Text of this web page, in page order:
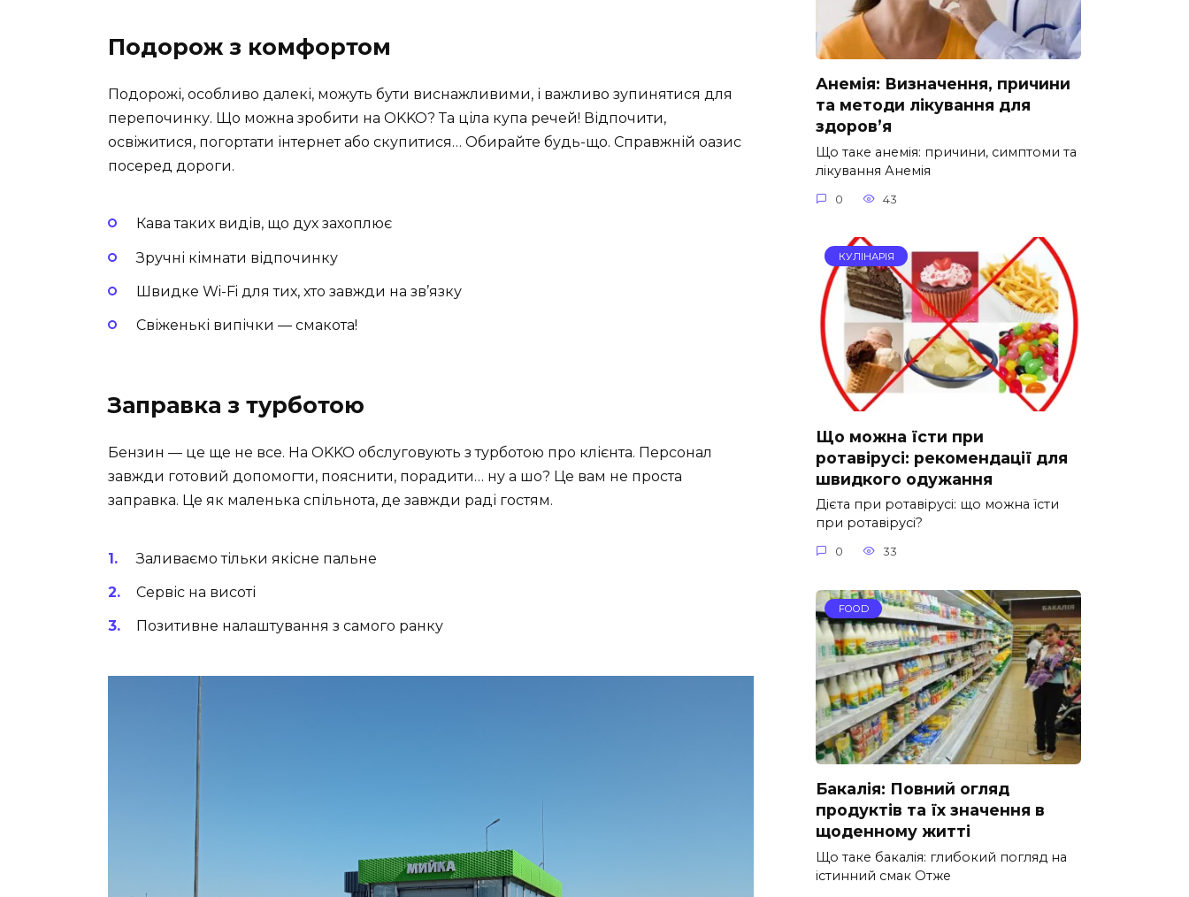
Подорож з комфортом
Подорожі, особливо далекі, можуть бути виснажливими, і важливо зупинятися для
перепочинку. Що можна зробити на OKKO? Та ціла купа речей! Відпочити,
освіжитися, погортати інтернет або скупитися… Обирайте будь-що. Справжній оазис
посеред дороги.
Кава таких видів, що дух захоплює
Зручні кімнати відпочинку
Швидке Wi-Fi для тих, хто завжди на зв’язку
Свіженькі випічки — смакота!
Заправка з турботою
Бензин — це ще не все. На OKKO обслуговують з турботою про клієнта. Персонал
завжди готовий допомогти, пояснити, порадити… ну а шо? Це вам не проста
заправка. Це як маленька спільнота, де завжди раді гостям.
Заливаємо тільки якісне пальне
Сервіс на висоті
Позитивне налаштування з самого ранку
Анемія: Визначення, причини
та методи лікування для
здоров’я
Що таке анемія: причини, симптоми та
лікування Анемія
0 43
КУЛІНАРІЯ
Що можна їсти при
ротавірусі: рекомендації для
швидкого одужання
Дієта при ротавірусі: що можна їсти
при ротавірусі?
0 33
FOOD
Бакалія: Повний огляд
продуктів та їх значення в
щоденному житті
Що таке бакалія: глибокий погляд на
істинний смак Отже